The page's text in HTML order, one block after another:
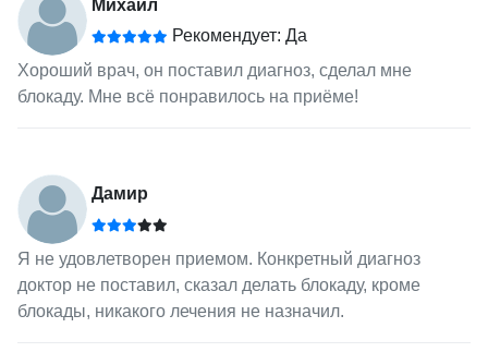
Михаил
Рекомендует: Да
Хороший врач, он поставил диагноз, сделал мне
блокаду. Мне всё понравилось на приёме!
Дамир
Я не удовлетворен приемом. Конкретный диагноз
доктор не поставил, сказал делать блокаду, кроме
блокады, никакого лечения не назначил.